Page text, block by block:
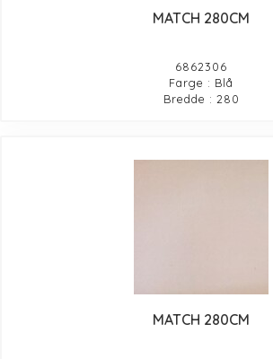
MATCH 280CM
6862306
Farge : Blå
Bredde : 280
MATCH 280CM